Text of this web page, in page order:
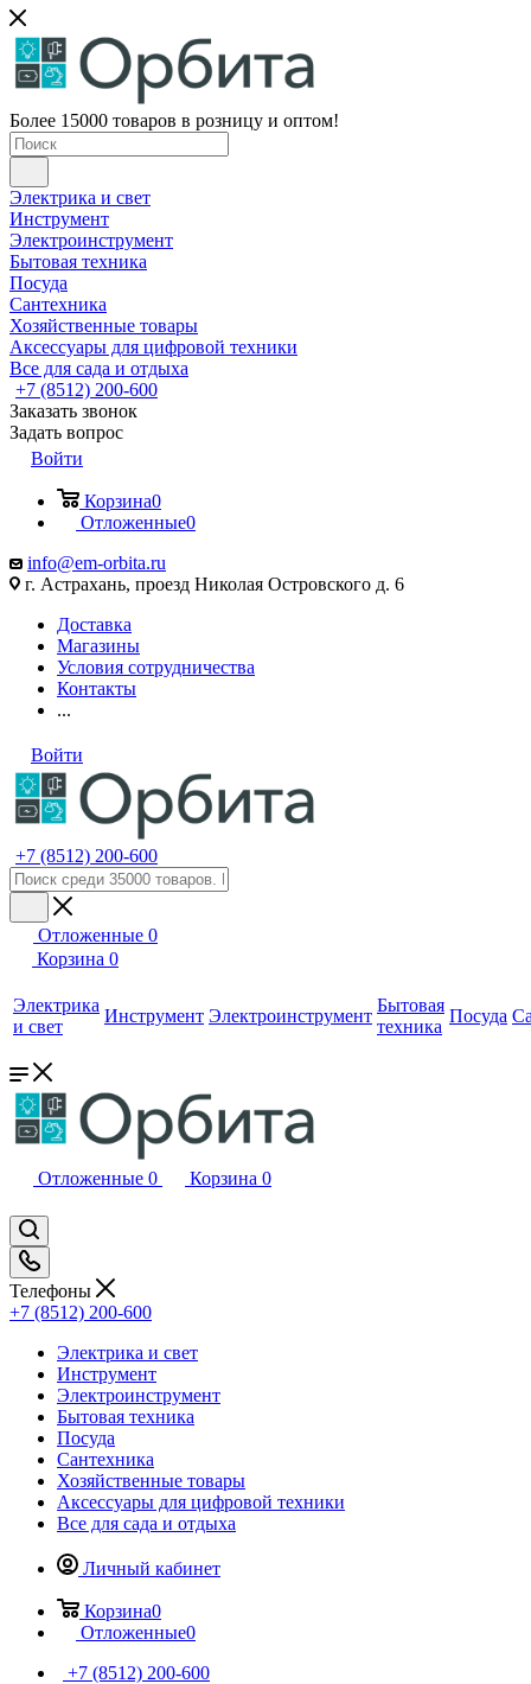
Более 15000 товаров в розницу и оптом!
Электрика и свет
Инструмент
Электроинструмент
Бытовая техника
Посуда
Сантехника
Хозяйственные товары
Аксессуары для цифровой техники
Все для сада и отдыха
+7 (8512) 200-600
Заказать звонок
Задать вопрос
Войти
Корзина0
Отложенные0
info@em-orbita.ru
г. Астрахань, проезд Николая Островского д. 6
Доставка
Магазины
Условия сотрудничества
Контакты
...
Войти
+7 (8512) 200-600
Отложенные 0
Корзина 0
Электрика
и свет
Инструмент Электроинструмент
Бытовая
техника
Посуда
Отложенные 0 Корзина 0
Телефоны
+7 (8512) 200-600
Электрика и свет
Инструмент
Электроинструмент
Бытовая техника
Посуда
Сантехника
Хозяйственные товары
Аксессуары для цифровой техники
Все для сада и отдыха
Личный кабинет
Корзина0
Отложенные0
+7 (8512) 200-600